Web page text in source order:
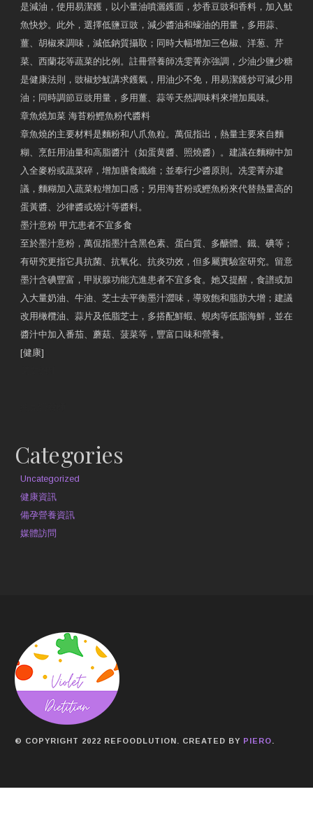
是減油，使用易潔鑊，以小量油噴灑鑊面，炒香豆豉和香料，加入魷
魚快炒。此外，選擇低鹽豆豉，減少醬油和蠔油的用量，多用蒜、
薑、胡椒來調味，減低鈉質攝取；同時大幅增加三色椒、洋葱、芹
菜、西蘭花等蔬菜的比例。註冊營養師冼雯菁亦強調，少油少鹽少糖
是健康法則，豉椒炒魷講求鑊氣，用油少不免，用易潔鑊炒可減少用
油；同時調節豆豉用量，多用薑、蒜等天然調味料來增加風味。
章魚燒加菜 海苔粉鰹魚粉代醬料
章魚燒的主要材料是麵粉和八爪魚粒。萬侃指出，熱量主要來自麵
糊、烹飪用油量和高脂醬汁（如蛋黄醬、照燒醬）。建議在麵糊中加
入全麥粉或蔬菜碎，增加膳食纖維；並奉行少醬原則。冼雯菁亦建
議，麵糊加入蔬菜粒增加口感；另用海苔粉或鰹魚粉來代替熱量高的
蛋黃醬、沙律醬或燒汁等醬料。
墨汁意粉 甲亢患者不宜多食
至於墨汁意粉，萬侃指墨汁含黑色素、蛋白質、多醣體、鐵、碘等；
有研究更指它具抗菌、抗氧化、抗炎功效，但多屬實驗室研究。留意
墨汁含碘豐富，甲狀腺功能亢進患者不宜多食。她又提醒，食譜或加
入大量奶油、牛油、芝士去平衡墨汁澀味，導致飽和脂肪大增；建議
改用橄欖油、蒜片及低脂芝士，多搭配鮮蝦、蜆肉等低脂海鮮，並在
醬汁中加入番茄、蘑菇、菠菜等，豐富口味和營養。
[健康]
Categories
Uncategorized
健康資訊
備孕營養資訊
媒體訪問
© COPYRIGHT 2022 REFOODLUTION. CREATED BY PIERO